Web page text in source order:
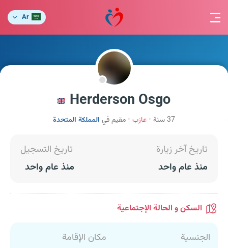
Ar
Herderson Osgo
37 سنة عازب مقيم في المملكة المتحدة
تاريخ آخر زيارة
منذ عام واحد
تاريخ التسجيل
منذ عام واحد
السكن و الحالة الإجتماعية
الجنسية
مكان الإقامة